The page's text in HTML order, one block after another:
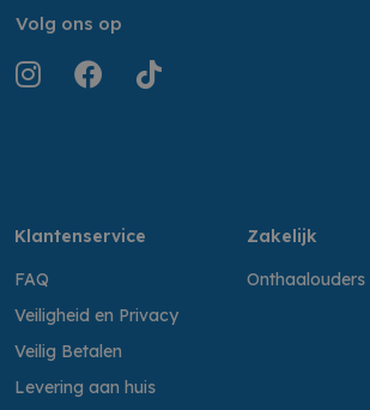
Volg ons op
Klantenservice
FAQ
Veiligheid en Privacy
Veilig Betalen
Levering aan huis
Zakelijk
Onthaalouders